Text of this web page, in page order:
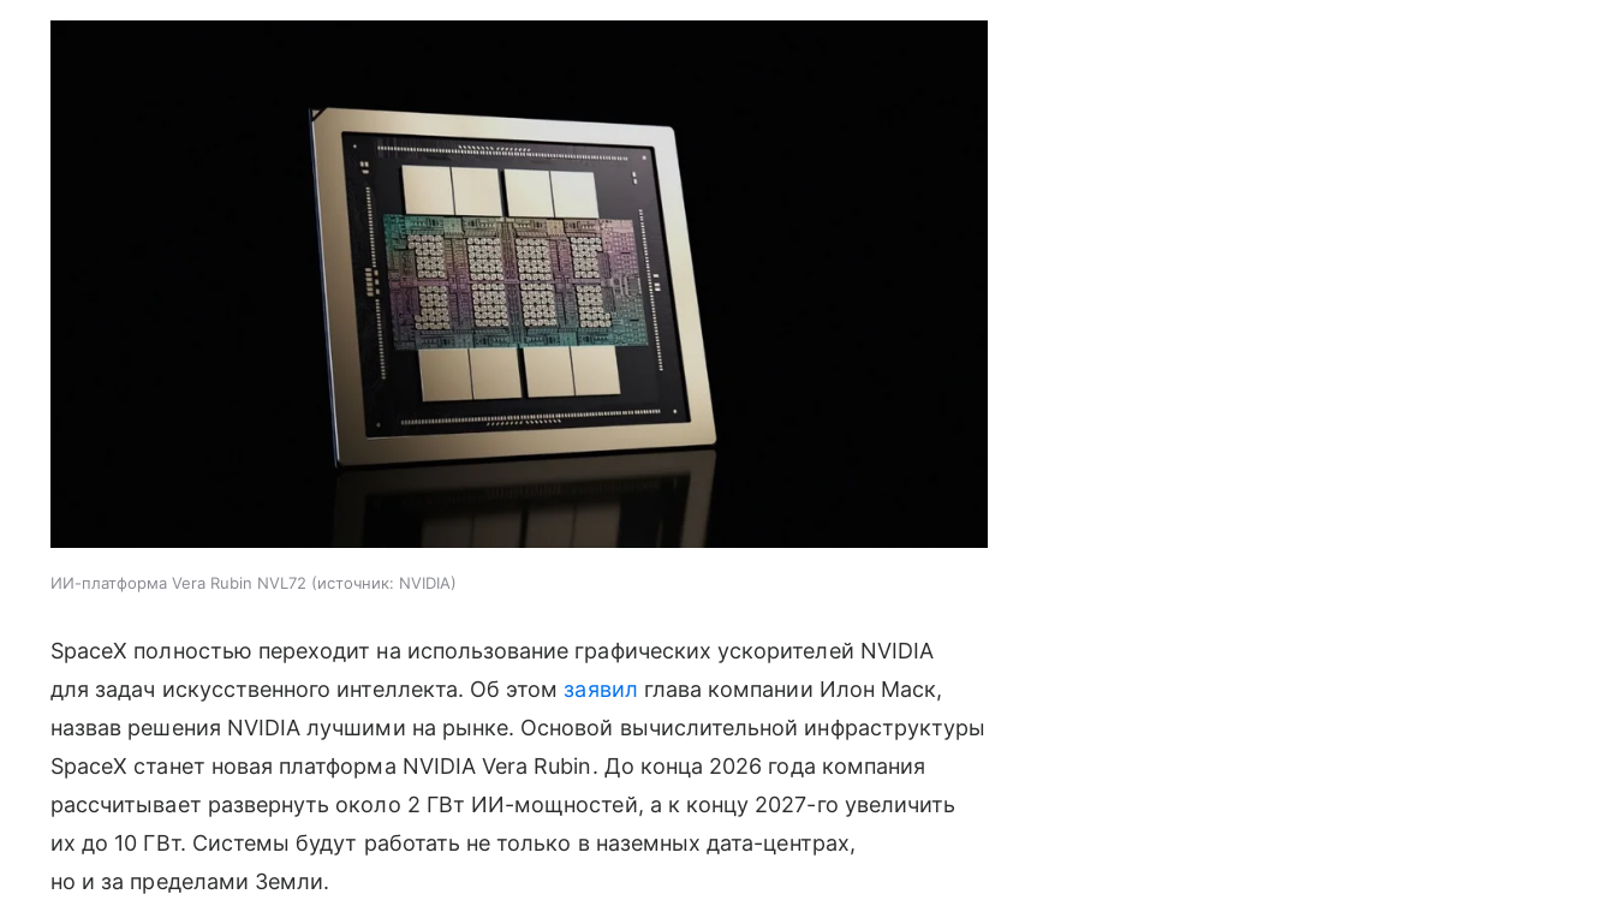
ИИ-платформа Vera Rubin NVL72 источник: NVIDIA
SpaceX полностью переходит на использование графических ускорителей NVIDIA
для задач искусственного интеллекта. Об этом заявил глава компании Илон Маск,
назвав решения NVIDIA лучшими на рынке. Основой вычислительной инфраструктуры
SpaceX станет новая платформа NVIDIA Vera Rubin. До конца 2026 года компания
рассчитывает развернуть около 2 ГВт ИИ-мощностей, а к концу 2027-го увеличить
их до 10 ГВт. Системы будут работать не только в наземных дата-центрах,
но и за пределами Земли.